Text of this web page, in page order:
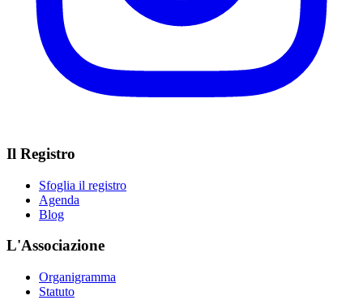
Il Registro
Sfoglia il registro
Agenda
Blog
L'Associazione
Organigramma
Statuto